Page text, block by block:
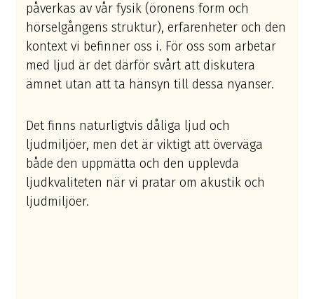
påverkas av vår fysik (öronens form och
hörselgångens struktur), erfarenheter och den
kontext vi befinner oss i. För oss som arbetar
med ljud är det därför svårt att diskutera
ämnet utan att ta hänsyn till dessa nyanser.
Det finns naturligtvis dåliga ljud och
ljudmiljöer, men det är viktigt att överväga
både den uppmätta och den upplevda
ljudkvaliteten när vi pratar om akustik och
ljudmiljöer.